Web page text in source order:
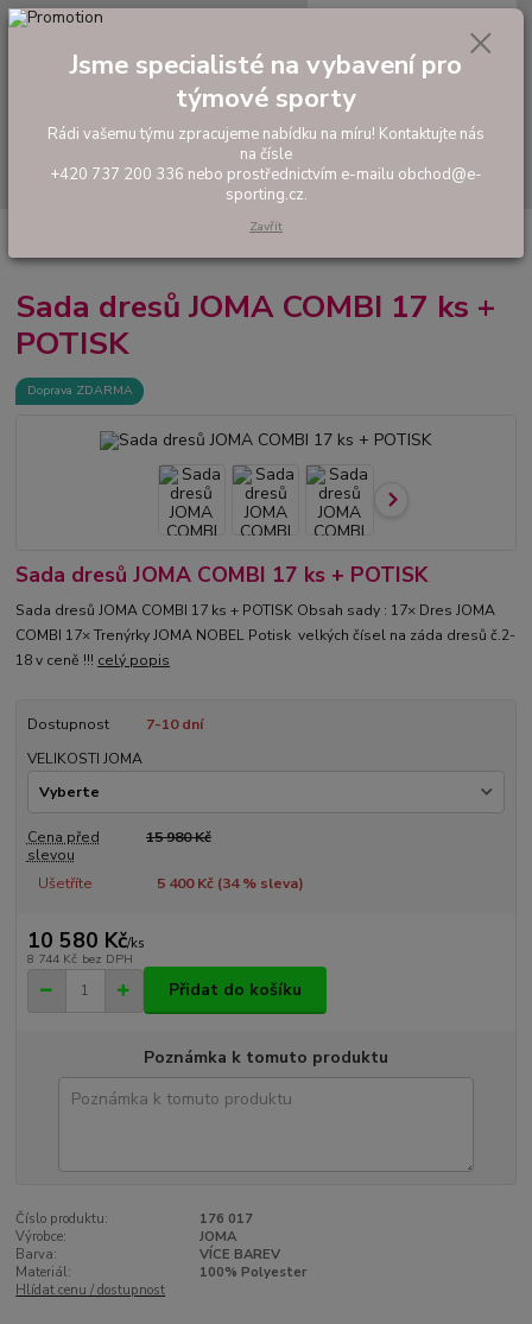
Hledat
tel: +420 737 200 336
0,00 Kč
Akční sady dresů
COMBI 17 ks + POTISK
Sada dresů JOMA COMBI 17 ks +
POTISK
Doprava ZDARMA
Sada dresů JOMA COMBI 17 ks + POTISK
Sada dresů JOMA COMBI 17 ks + POTISK Obsah sady : 17× Dres JOMA
COMBI 17× Trenýrky JOMA NOBEL Potisk velkých čísel na záda dresů č.2-
18 v ceně !!! celý popis
Dostupnost
7-10 dní
VELIKOSTI JOMA
Cena před
slevou
15 980 Kč
Ušetříte 5 400 Kč (34% sleva)
10 580 Kč/ks
8 744 Kč bez DPH
Přidat do košíku
Poznámka k tomuto produktu
Číslo produktu:
176 017
Výrobce:
JOMA
Barva:
VÍCE BAREV
Materiál:
100% Polyester
Hlídat cenu / dostupnost
Jsme specialisté na vybavení pro
týmové sporty
Rádi vašemu týmu zpracujeme nabídku na míru! Kontaktujte nás
na čísle
+420 737 200 336 nebo prostřednictvím e-mailu obchod@e-
sporting.cz.
Zavřít